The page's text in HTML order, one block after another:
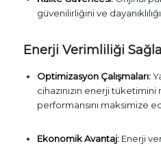
güvenilirliğini ve
Enerji Verimliliği
Optimizasyon Çalışmaları:
cihazınızın enerji
performansını maksimize
Ekonomik Avantaj:Enerji